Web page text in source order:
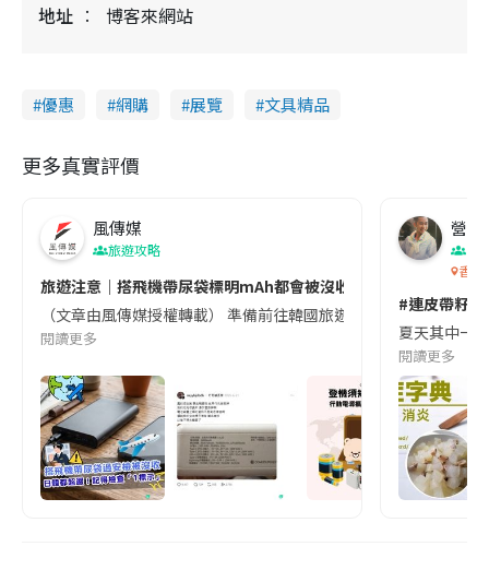
地址 博客來網站
優惠 網購 展覽 文具精品
更多真實評價
風傳媒
旅遊攻略
旅遊注意｜搭飛機帶尿袋標明mAh都會被沒收😱出發前切記檢查
（文章由風傳媒授權轉載） 準備前往韓國旅遊的民眾，近期要
閱讀更多
營養
香港
#連皮帶籽
夏天其中一
閱讀更多